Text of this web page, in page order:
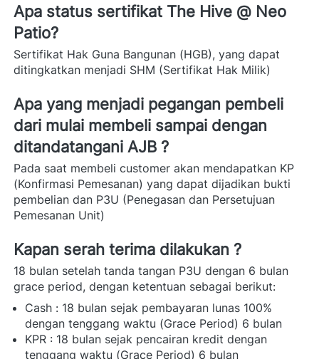
Apa status sertifikat The Hive @ Neo
Patio?
Sertifikat Hak Guna Bangunan (HGB), yang dapat
ditingkatkan menjadi SHM (Sertifikat Hak Milik)
Apa yang menjadi pegangan pembeli
dari mulai membeli sampai dengan
ditandatangani AJB ?
Pada saat membeli customer akan mendapatkan KP
(Konfirmasi Pemesanan) yang dapat dijadikan bukti
pembelian dan P3U (Penegasan dan Persetujuan
Pemesanan Unit)
Kapan serah terima dilakukan ?
18 bulan setelah tanda tangan P3U dengan 6 bulan
grace period, dengan ketentuan sebagai berikut:
Cash : 18 bulan sejak pembayaran lunas 100%
dengan tenggang waktu (Grace Period) 6 bulan
KPR : 18 bulan sejak pencairan kredit dengan
tenggang waktu (Grace Period) 6 bulan